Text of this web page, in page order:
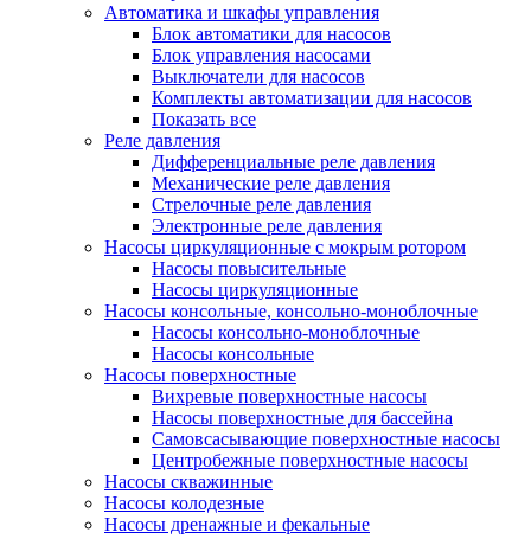
Автоматика и шкафы управления
Блок автоматики для насосов
Блок управления насосами
Выключатели для насосов
Комплекты автоматизации для насосов
Показать все
Реле давления
Дифференциальные реле давления
Механические реле давления
Стрелочные реле давления
Электронные реле давления
Насосы циркуляционные с мокрым ротором
Насосы повысительные
Насосы циркуляционные
Насосы консольные, консольно-моноблочные
Насосы консольно-моноблочные
Насосы консольные
Насосы поверхностные
Вихревые поверхностные насосы
Насосы поверхностные для бассейна
Самовсасывающие поверхностные насосы
Центробежные поверхностные насосы
Насосы скважинные
Насосы колодезные
Насосы дренажные и фекальные